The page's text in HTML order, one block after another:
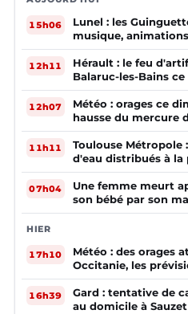
15h06
Lunel : les
musique,
12h11
Hérault : le feu
Balaruc-les-Bains
12h07
Météo : orages ce
hausse du mercure
11h11
Toulouse Métropole
d'eau distribués à la
07h04
Une femme meurt
son bébé par son
HIER
17h10
Météo : des orages
Occitanie, les
16h39
Gard : tentative de
au domicile à Sauzet